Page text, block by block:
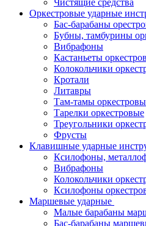
Чистящие средства
Оркестровые ударные
Бас-барабаны
Бубны, тамбурины
Вибрафоны
Кастаньеты
Колокольчики
Кротали
Литавры
Там-тамы
Тарелки оркестровые
Треугольники
Фрусты
Клавишные ударные
Ксилофоны,
Вибрафоны
Колокольчики
Ксилофоны
Маршевые ударные
Малые барабаны
Бас-барабаны